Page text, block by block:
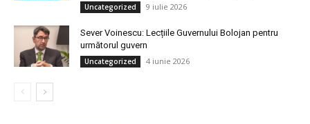
Uncategorized 9 iulie 2026
Sever Voinescu: Lecțiile Guvernului Bolojan pentru
următorul guvern
Uncategorized 4 iunie 2026